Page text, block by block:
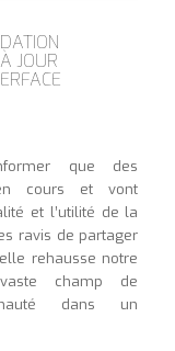
JOUR
que des
cours et vont
et l’utilité de la
ravis de partager
rehausse notre
champ de
dans un